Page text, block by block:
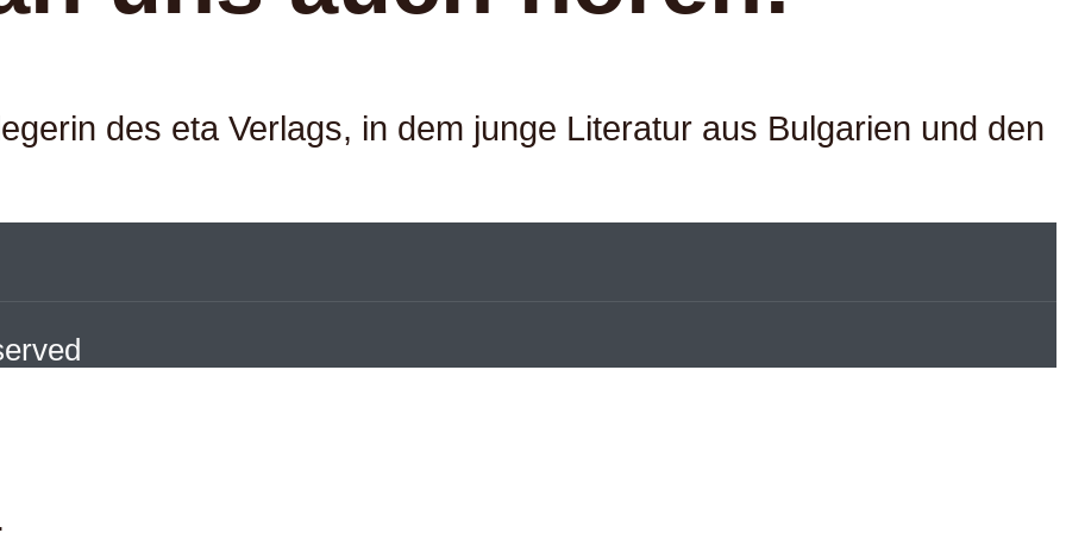
des eta Verlags, in dem junge Literatur aus Bulgarien und den